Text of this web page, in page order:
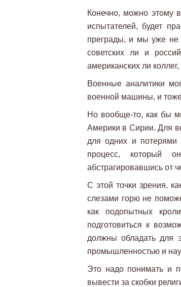
Конечно, можно этому
испытателей, будет
преграды, и мы уже не
советских ли и
американских ли
Военные аналитики
военной машины, и
Но вообще-то, как бы
Америки в Сирии. Для
для одних и потерями
процесс, который
абстрагировавшись от
С этой точки зрения,
слезами горю не
как подопытных
подготовиться к
должны обладать для
промышленностью и
Это надо понимать и
вывести за скобки